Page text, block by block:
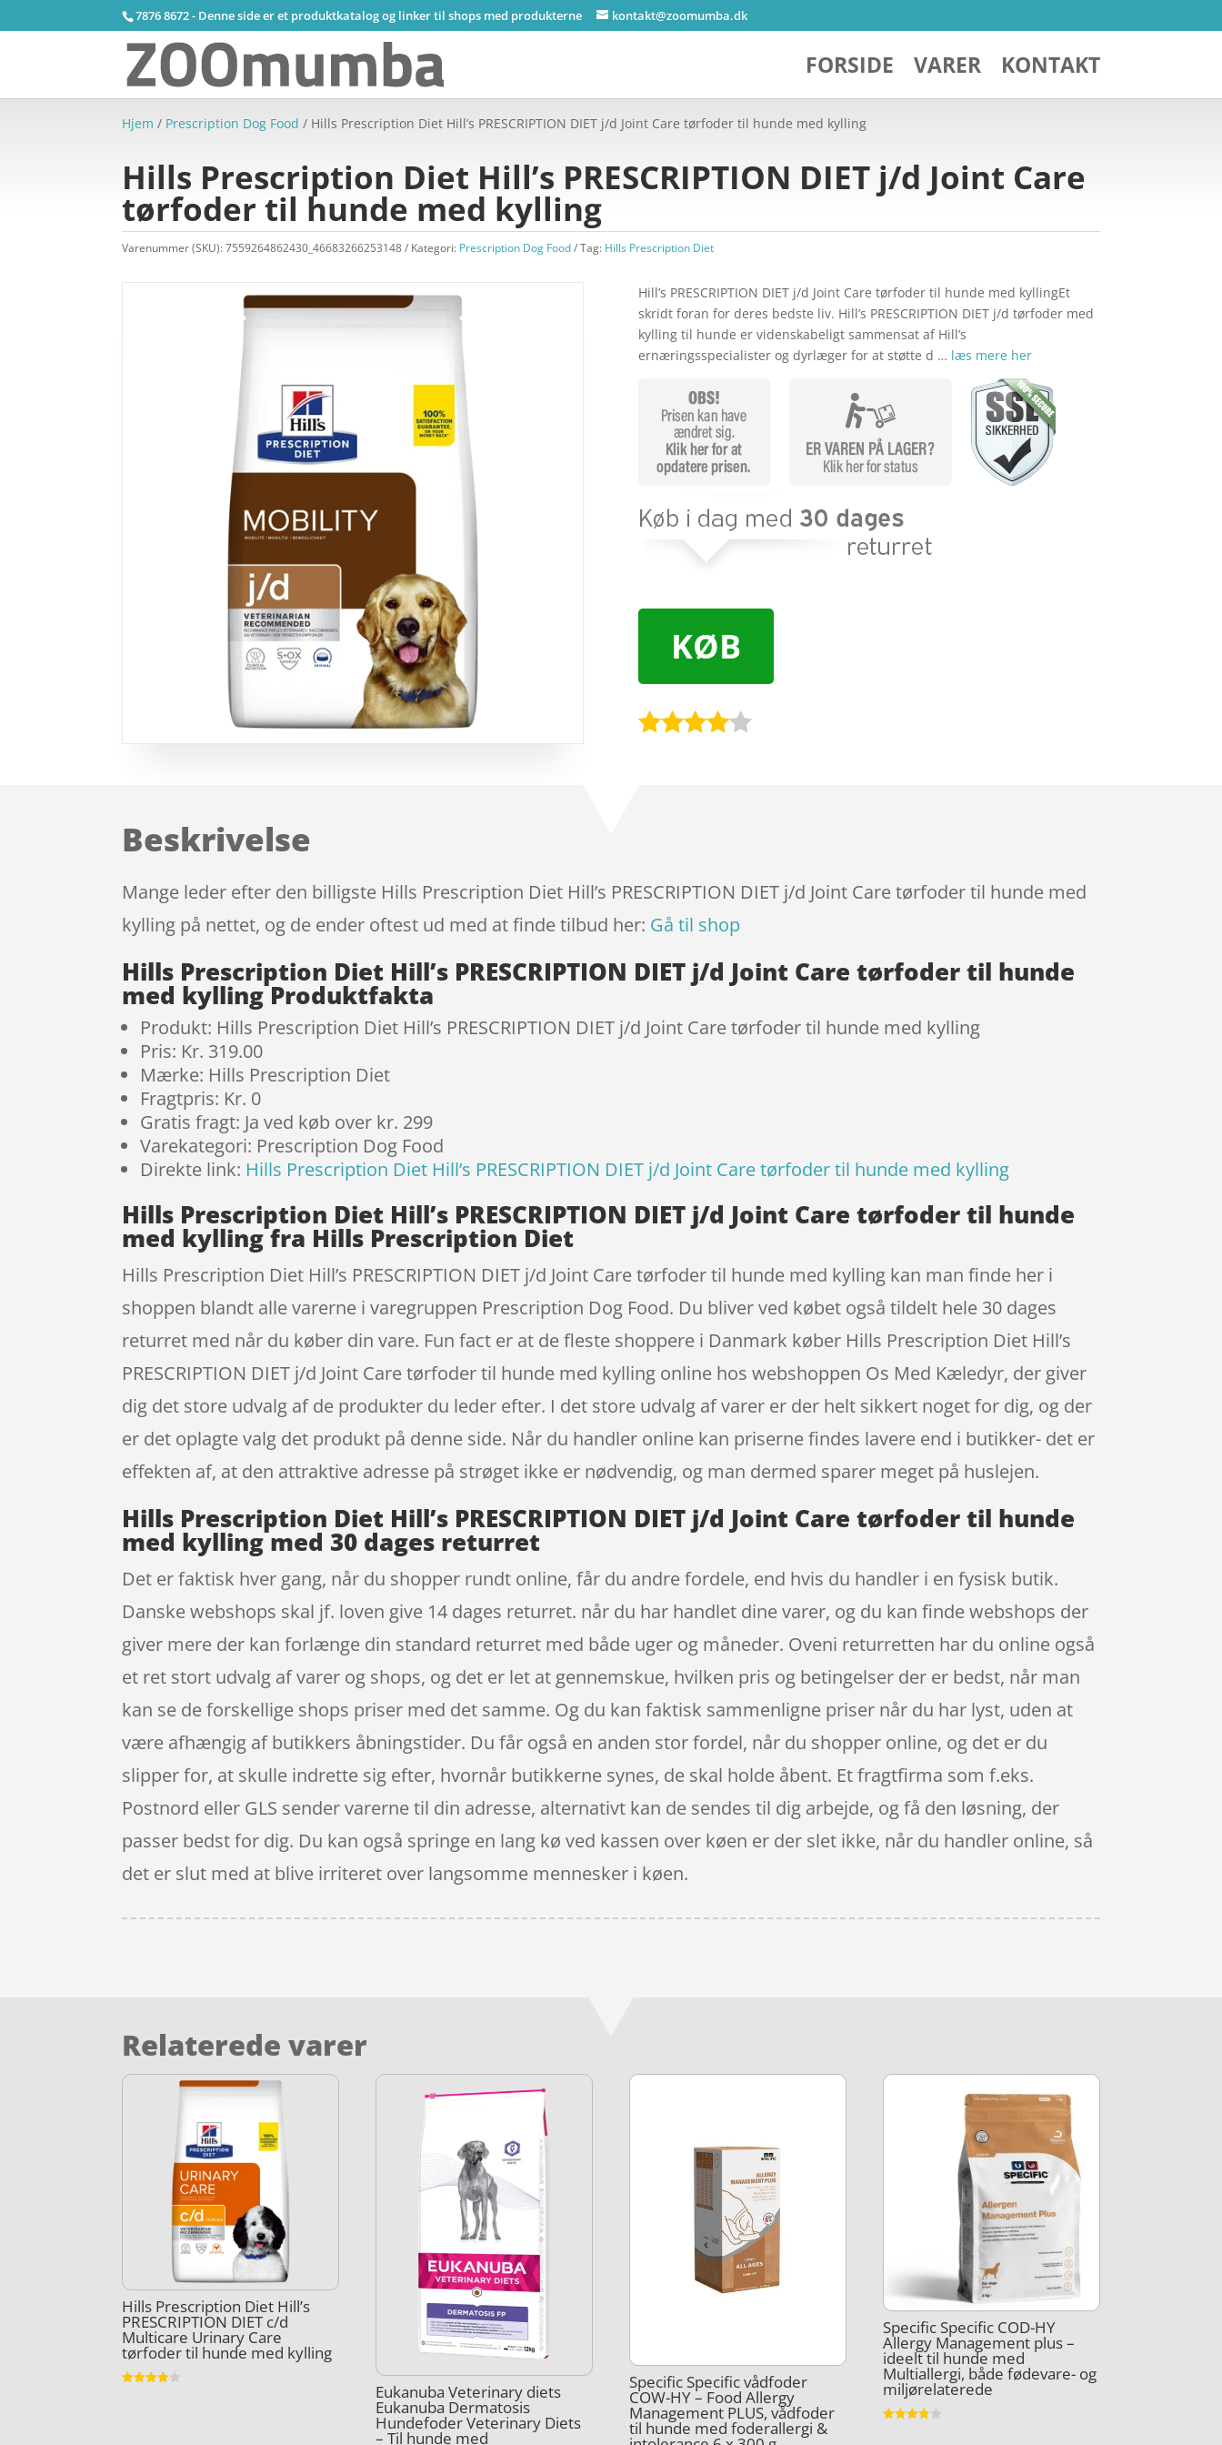
7876 8672 - Denne side er et produktkatalog og linker til shops med produkterne kontakt@zoomumba.dk
FORSIDE VARER KONTAKT
Hjem / Prescription Dog Food / Hills Prescription Diet Hill’s PRESCRIPTION DIET j/d Joint Care tørfoder til hunde med kylling
Hills Prescription Diet Hill’s PRESCRIPTION DIET j/d Joint Care
tørfoder til hunde med kylling
Varenummer (SKU):7559264862430_46683266253148 Kategori: Prescription Dog Food Tag: Hills Prescription Diet
Hill’s PRESCRIPTION DIET j/d Joint Care tørfoder til hunde med kyllingEt
skridt foran for deres bedste liv. Hill’s PRESCRIPTION DIET j/d tørfoder med
kylling til hunde er videnskabeligt sammensat af Hill’s
ernæringsspecialister og dyrlæger for at støtte d … læs mere her
KØB
ømmels
er
Beskrivelse
Mange leder efter den billigste Hills Prescription Diet Hill’s PRESCRIPTION DIET j/d Joint Care tørfoder til hunde med
kylling på nettet, og de ender oftest ud med at finde tilbud her: Gå til shop
Hills Prescription Diet Hill’s PRESCRIPTION DIET j/d Joint Care tørfoder til hunde
med kylling Produktfakta
Produkt: Hills Prescription Diet Hill’s PRESCRIPTION DIET j/d Joint Care tørfoder til hunde med kylling
Pris: Kr. 319.00
Mærke: Hills Prescription Diet
Fragtpris: Kr. 0
Gratis fragt: Ja ved køb over kr. 299
Varekategori: Prescription Dog Food
Direkte link: Hills Prescription Diet Hill’s PRESCRIPTION DIET j/d Joint Care tørfoder til hunde med kylling
Hills Prescription Diet Hill’s PRESCRIPTION DIET j/d Joint Care tørfoder til hunde
med kylling fra Hills Prescription Diet
Hills Prescription Diet Hill’s PRESCRIPTION DIET j/d Joint Care tørfoder til hunde med kylling kan man finde her i
shoppen blandt alle varerne i varegruppen Prescription Dog Food. Du bliver ved købet også tildelt hele 30 dages
returret med når du køber din vare. Fun fact er at de fleste shoppere i Danmark køber Hills Prescription Diet Hill’s
PRESCRIPTION DIET j/d Joint Care tørfoder til hunde med kylling online hos webshoppen Os Med Kæledyr, der giver
dig det store udvalg af de produkter du leder efter. I det store udvalg af varer er der helt sikkert noget for dig, og der
er det oplagte valg det produkt på denne side. Når du handler online kan priserne findes lavere end i butikker- det er
effekten af, at den attraktive adresse på strøget ikke er nødvendig, og man dermed sparer meget på huslejen.
Hills Prescription Diet Hill’s PRESCRIPTION DIET j/d Joint Care tørfoder til hunde
med kylling med 30 dages returret
Det er faktisk hver gang, når du shopper rundt online, får du andre fordele, end hvis du handler i en fysisk butik.
Danske webshops skal jf. loven give 14 dages returret. når du har handlet dine varer, og du kan finde webshops der
giver mere der kan forlænge din standard returret med både uger og måneder. Oveni returretten har du online også
et ret stort udvalg af varer og shops, og det er let at gennemskue, hvilken pris og betingelser der er bedst, når man
kan se de forskellige shops priser med det samme. Og du kan faktisk sammenligne priser når du har lyst, uden at
være afhængig af butikkers åbningstider. Du får også en anden stor fordel, når du shopper online, og det er du
slipper for, at skulle indrette sig efter, hvornår butikkerne synes, de skal holde åbent. Et fragtfirma som f.eks.
Postnord eller GLS sender varerne til din adresse, alternativt kan de sendes til dig arbejde, og få den løsning, der
passer bedst for dig. Du kan også springe en lang kø ved kassen over køen er der slet ikke, når du handler online, så
det er slut med at blive irriteret over langsomme mennesker i køen.
Relaterede varer
Hills Prescription Diet Hill’s
PRESCRIPTION DIET c/d
Multicare Urinary Care
tørfoder til hunde med kylling
Eukanuba Veterinary diets
Eukanuba Dermatosis
Hundefoder Veterinary Diets
– Til hunde med
Specific Specific vådfoder
COW-HY – Food Allergy
Management PLUS, vådfoder
til hunde med foderallergi &
Specific Specific COD-HY
Allergy Management plus –
ideelt til hunde med
Multiallergi, både fødevare- og
miljørelaterede